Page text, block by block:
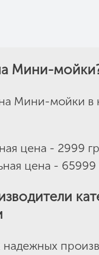
Мини-
Мини-мойки в
цена - 2999
цена - 65999
надежных